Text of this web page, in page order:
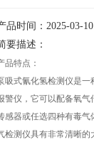
品时间：2025-03-10
要描述：
品特点：
吸式氰化氢检测仪是一
警仪，它可以配备氧
感器或任选四种有毒
检测仪具有非常清晰的